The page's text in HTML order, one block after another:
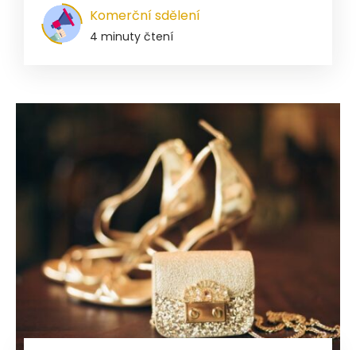
Komerční sdělení
4 minuty čtení